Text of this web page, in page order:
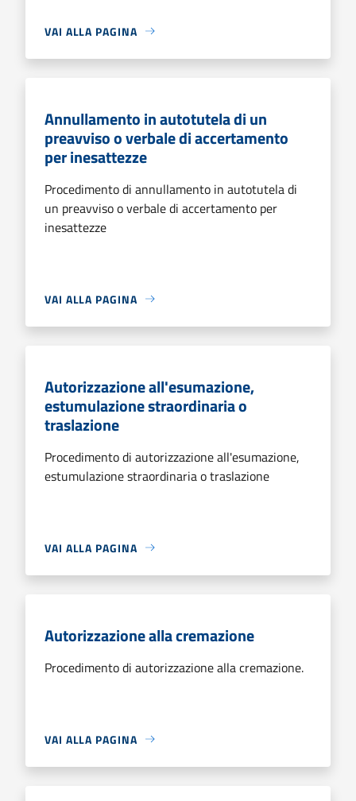
VAI ALLA PAGINA
Annullamento in autotutela di un
preavviso o verbale di accertamento
per inesattezze
Procedimento di annullamento in autotutela di
un preavviso o verbale di accertamento per
inesattezze
VAI ALLA PAGINA
Autorizzazione all'esumazione,
estumulazione straordinaria o
traslazione
Procedimento di autorizzazione all'esumazione,
estumulazione straordinaria o traslazione
VAI ALLA PAGINA
Autorizzazione alla cremazione
Procedimento di autorizzazione alla cremazione.
VAI ALLA PAGINA